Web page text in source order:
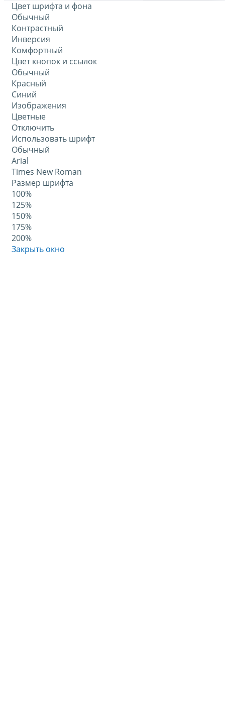
Цвет шрифта и фона
Обычный
Контрастный
Инверсия
Комфортный
Цвет кнопок и ссылок
Обычный
Красный
Синий
Изображения
Цветные
Отключить
Использовать шрифт
Обычный
Arial
Times New Roman
Размер шрифта
100%
125%
150%
175%
200%
Закрыть окно